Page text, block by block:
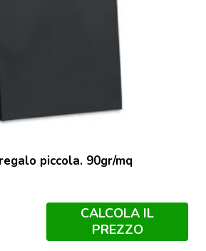
piccola. 90gr/mq
CALCOLA IL
PREZZO